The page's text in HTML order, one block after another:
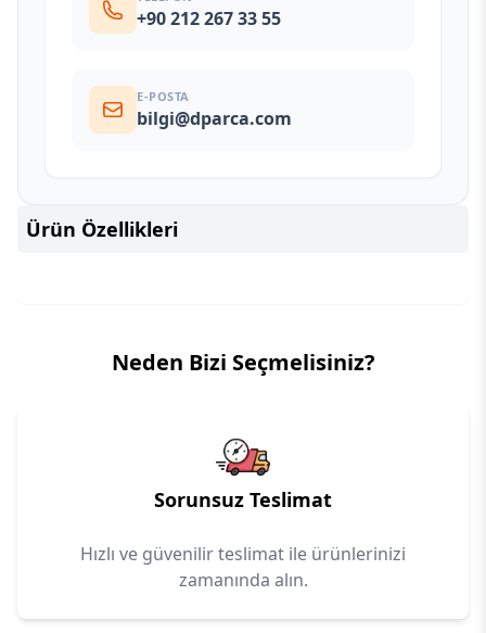
+90 212 267 33 55
E-POSTA
bilgi@dparca.com
Ürün Özellikleri
Neden Bizi Seçmelisiniz?
Sorunsuz Teslimat
Hızlı ve güvenilir teslimat ile ürünlerinizi
zamanında alın.